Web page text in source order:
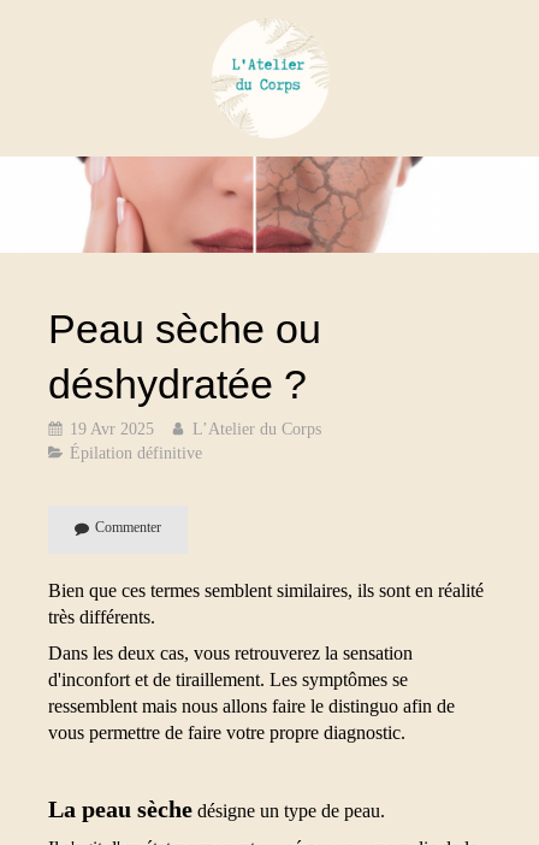
Peau sèche ou
déshydratée ?
19 Avr 2025
L’Atelier du Corps
Épilation définitive
Commenter
Bien que ces termes semblent similaires, ils sont en réalité
très différents.
Dans les deux cas, vous retrouverez la sensation
d'inconfort et de tiraillement. Les symptômes se
ressemblent mais nous allons faire le distinguo afin de
vous permettre de faire votre propre diagnostic.
La peau sèche désigne un type de peau.